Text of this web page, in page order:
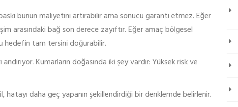
bunun maliyetini artırabilir ama sonucu garanti etmez. Eğer
arasındaki bağ son derece zayıftır. Eğer amaç bölgesel
hedefin tam tersini doğurabilir.
Kumarların doğasında iki şey vardır: Yüksek risk ve
hatayı daha geç yapanın şekillendirdiği bir denklemde belirlenir.